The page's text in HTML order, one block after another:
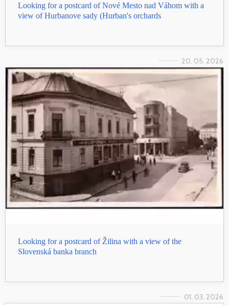
Looking for a postcard of Nové Mesto nad Váhom with a
view of Hurbanove sady (Hurban's orchards
20. 05. 2026
Looking for a postcard of Žilina with a view of the
Slovenská banka branch
01. 03. 2026